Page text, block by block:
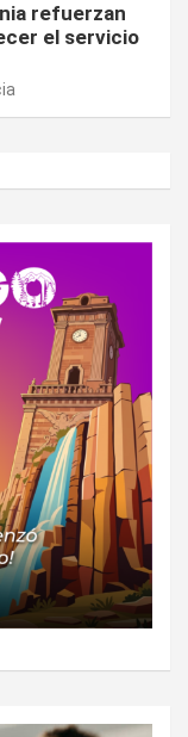
refuerzan
el servicio